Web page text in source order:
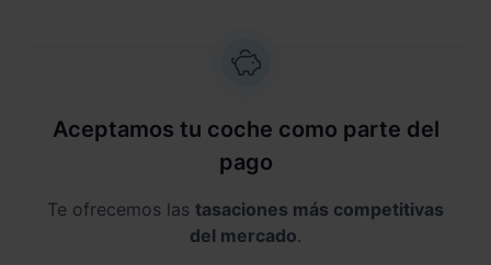
Aceptamos tu coche como parte del
pago
Te ofrecemos las tasaciones más competitivas
del mercado.